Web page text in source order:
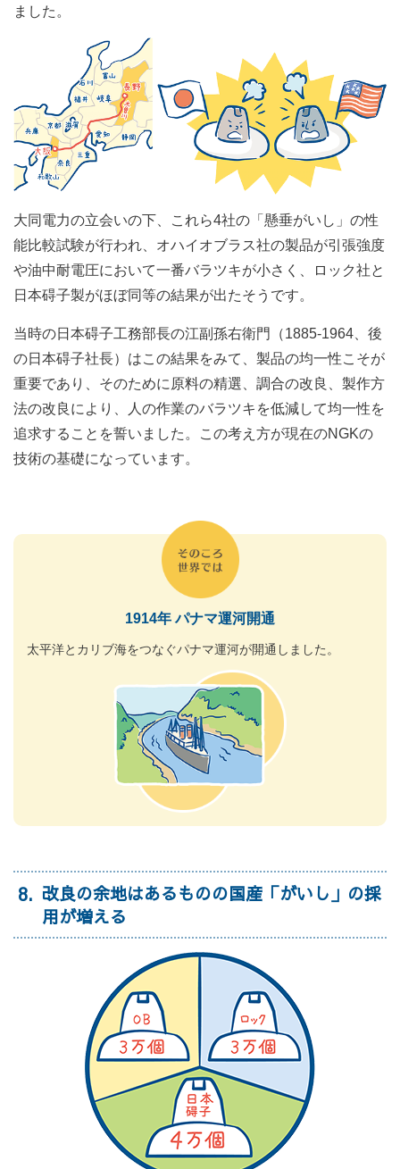
ました。
大同電力の立会いの下、これら4社の「懸垂がいし」の性
能比較試験が行われ、オハイオブラス社の製品が引張強度
や油中耐電圧において一番バラツキが小さく、ロック社と
日本碍子製がほぼ同等の結果が出たそうです。
当時の日本碍子工務部長の江副孫右衛門（1885‐1964、後
の日本碍子社長）はこの結果をみて、製品の均一性こそが
重要であり、そのために原料の精選、調合の改良、製作方
法の改良により、人の作業のバラツキを低減して均一性を
追求することを誓いました。この考え方が現在のNGKの
技術の基礎になっています。
1914年 パナマ運河開通
太平洋とカリブ海をつなぐパナマ運河が開通しました。
8
改良の余地はあるものの国産「がいし」の採
用が増える